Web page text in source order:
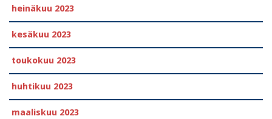
heinäkuu 2023
kesäkuu 2023
toukokuu 2023
huhtikuu 2023
maaliskuu 2023